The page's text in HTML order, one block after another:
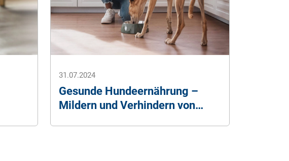
31.07.2024
Gesunde Hundeernährung –
Mildern und Verhindern von